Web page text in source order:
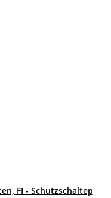
FI - Schutzschaltep